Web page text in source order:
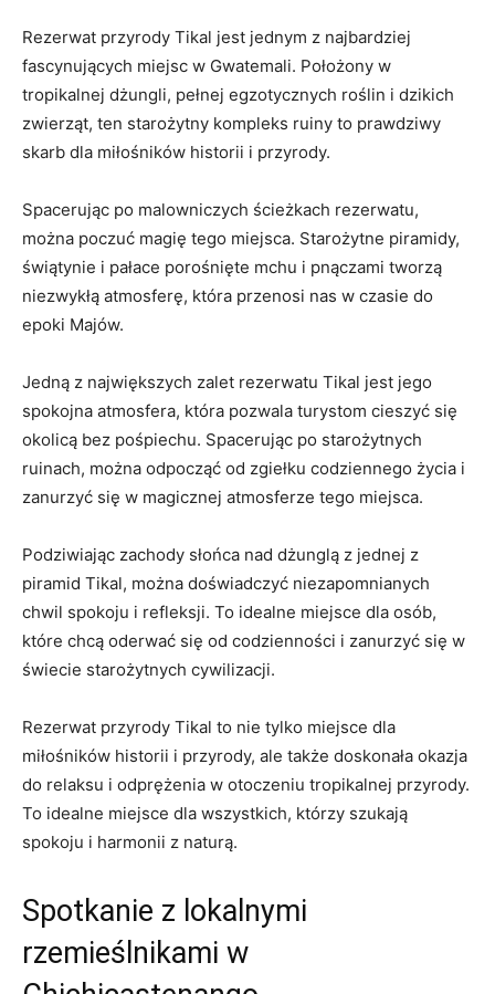
Rezerwat⁤ przyrody Tikal jest jednym⁣ z​ najbardziej⁤
fascynujących miejsc w Gwatemali. Położony ‌w
tropikalnej dżungli,⁤ pełnej egzotycznych roślin ⁤i⁢ dzikich
zwierząt, ten ⁣starożytny kompleks ‍ruiny to prawdziwy‌
skarb dla miłośników⁤ historii i przyrody.
Spacerując​ po malowniczych ścieżkach ⁤rezerwatu,
można poczuć magię tego miejsca. Starożytne piramidy,
świątynie i pałace porośnięte mchu ⁣i pnączami⁤ tworzą
niezwykłą atmosferę, która przenosi nas w czasie do
epoki​ Majów.
Jedną ‍z największych zalet⁤ rezerwatu ⁤Tikal jest⁣ jego⁣
spokojna atmosfera,‌ która pozwala turystom cieszyć ⁢się
okolicą‌ bez pośpiechu. ‌Spacerując⁢ po starożytnych
ruinach, można⁤ odpocząć od ‌zgiełku codziennego życia i
zanurzyć się w magicznej atmosferze ​tego miejsca.
Podziwiając⁢ zachody słońca nad dżunglą ​z jednej z
piramid⁣ Tikal,‌ można doświadczyć niezapomnianych
chwil‍ spokoju i⁢ refleksji. ‍To idealne⁢ miejsce⁢ dla‍ osób,
które⁣ chcą oderwać się​ od codzienności i zanurzyć się ⁣w
świecie starożytnych ‍cywilizacji.
Rezerwat przyrody‍ Tikal to nie tylko miejsce‌ dla
miłośników historii ‍i przyrody, ale ‌także⁣ doskonała okazja
do⁤ relaksu⁣ i ⁢odprężenia w otoczeniu tropikalnej przyrody.
To idealne miejsce dla⁤ wszystkich, ‌którzy​ szukają
spokoju i ⁢harmonii ‍z naturą.
Spotkanie z⁤ lokalnymi
⁢rzemieślnikami w